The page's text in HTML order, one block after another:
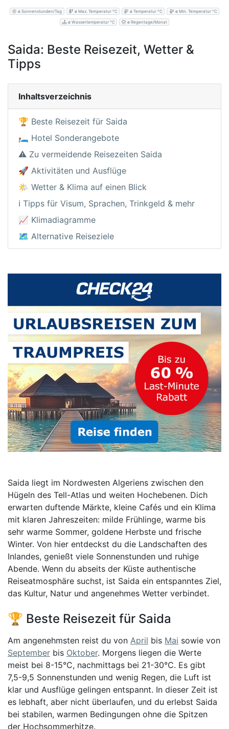
ø Sonnenstunden/Tag ø Max. Temperatur °C ø Temperatur °C ø Min. Temperatur °C
ø Wassertemperatur °C ø Regentage/Monat
Saida: Beste Reisezeit, Wetter &
Tipps
Inhaltsverzeichnis
🏆 Beste Reisezeit für Saida
🛏️ Hotel Sonderangebote
⚠️ Zu vermeidende Reisezeiten Saida
🚀 Aktivitäten und Ausflüge
🌤️ Wetter & Klima auf einen Blick
ℹ️ Tipps für Visum, Sprachen, Trinkgeld & mehr
📈 Klimadiagramme
🗺️ Alternative Reiseziele
Saida liegt im Nordwesten Algeriens zwischen den
Hügeln des Tell-Atlas und weiten Hochebenen. Dich
erwarten duftende Märkte, kleine Cafés und ein Klima
mit klaren Jahreszeiten: milde Frühlinge, warme bis
sehr warme Sommer, goldene Herbste und frische
Winter. Von hier entdeckst du die Landschaften des
Inlandes, genießt viele Sonnenstunden und ruhige
Abende. Wenn du abseits der Küste authentische
Reiseatmosphäre suchst, ist Saida ein entspanntes Ziel,
das Kultur, Natur und angenehmes Wetter verbindet.
🏆 Beste Reisezeit für Saida
Am angenehmsten reist du von April bis Mai sowie von
September bis Oktober. Morgens liegen die Werte
meist bei 8-15°C, nachmittags bei 21-30°C. Es gibt
7,5-9,5 Sonnenstunden und wenig Regen, die Luft ist
klar und Ausflüge gelingen entspannt. In dieser Zeit ist
es lebhaft, aber nicht überlaufen, und du erlebst Saida
bei stabilen, warmen Bedingungen ohne die Spitzen
der Hochsommerhitze.